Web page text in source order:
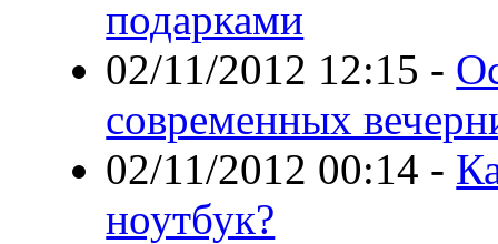
подарками
02/11/2012 12:15 -
современных
02/11/2012 00:14 -
ноутбук?